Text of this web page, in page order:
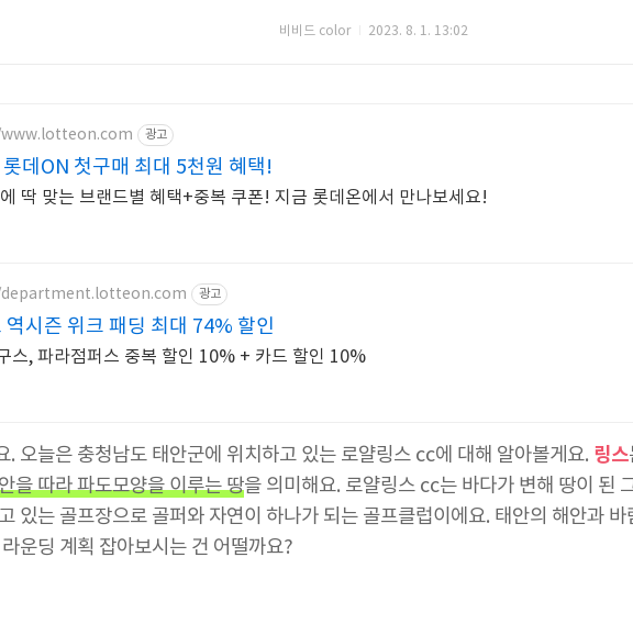
비비드 color 2023. 8. 1. 13:02
광고
롯데ON 첫구매 최대 5천원 혜택!
딱 맞는 브랜드별 혜택+중복 쿠폰! 지금 롯데온에서 만나보세요!
광고
역시즌 위크 패딩 최대 74% 할인
스, 파라점퍼스 중복 할인 10% + 카드 할인 10%
. 오늘은 충청남도 태안군에 위치하고 있는 로얄링스 cc에 대해 알아볼게요. 링스
을 따라 파도모양을 이루는 땅을 의미해요. 로얄링스 cc는 바다가 변해 땅이 된
있는 골프장으로 골퍼와 자연이 하나가 되는 골프클럽이에요. 태안의 해안과
운딩 계획 잡아보시는 건 어떨까요?